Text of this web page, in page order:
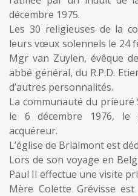
décembre 1975.
Les 30 religieuses de la
leurs vœux solennels le 24
Mgr van Zuylen, évêque
abbé général, du R.P.D.
d’autres personnalités.
La communauté du
le 6 décembre 1976,
acquéreur.
L’église de Brialmont est
Lors de son voyage en
Paul II effectue une visite
Mère Colette Grévisse